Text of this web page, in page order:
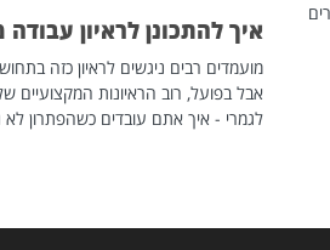
איך להתכונן לראיון עבודה
מועמדים רבים ניגשים לראיון כזה
אבל בפועל, רוב הראיונות המקצועיים
לגמרי - איך אתם עובדים כשהפתרון לא